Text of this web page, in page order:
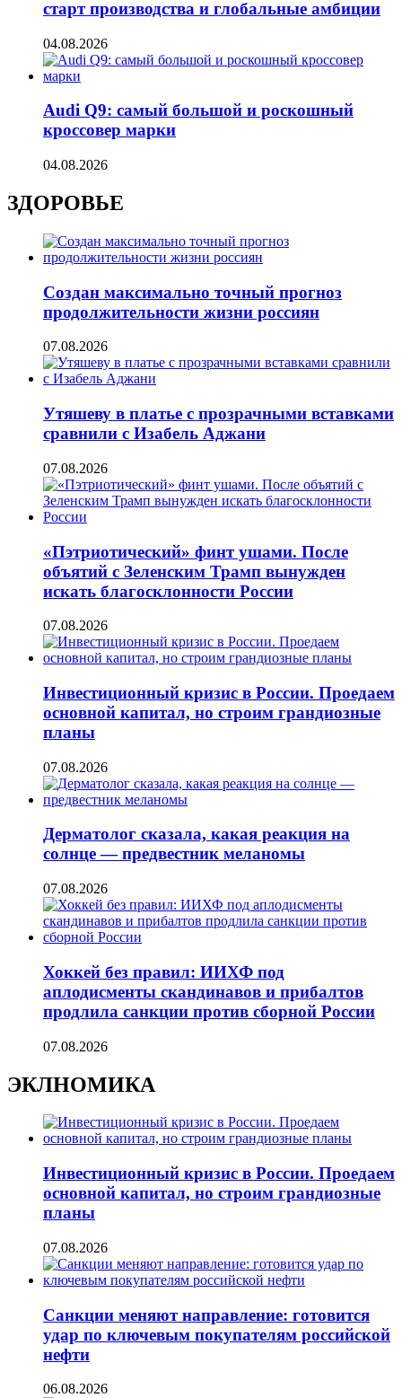
старт производства и глобальные амбиции
04.08.2026
Audi Q9: самый большой и роскошный
кроссовер марки
04.08.2026
ЗДОРОВЬЕ
Создан максимально точный прогноз
продолжительности жизни россиян
07.08.2026
Утяшеву в платье с прозрачными вставками
сравнили с Изабель Аджани
07.08.2026
«Пэтриотический» финт ушами. После
объятий с Зеленским Трамп вынужден
искать благосклонности России
07.08.2026
Инвестиционный кризис в России. Проедаем
основной капитал, но строим грандиозные
планы
07.08.2026
Дерматолог сказала, какая реакция на
солнце — предвестник меланомы
07.08.2026
Хоккей без правил: ИИХФ под
аплодисменты скандинавов и прибалтов
продлила санкции против сборной России
07.08.2026
ЭКЛНОМИКА
Инвестиционный кризис в России. Проедаем
основной капитал, но строим грандиозные
планы
07.08.2026
Санкции меняют направление: готовится
удар по ключевым покупателям российской
нефти
06.08.2026